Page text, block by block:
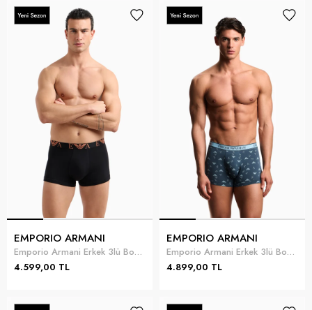
EMPORIO ARMANI
Emporio Armani Erkek 3lü Boxer Siyah
4.599,00 TL
EMPORIO ARMANI
Emporio Armani Erkek 3lü Boxer Çok Renkli
4.899,00 TL